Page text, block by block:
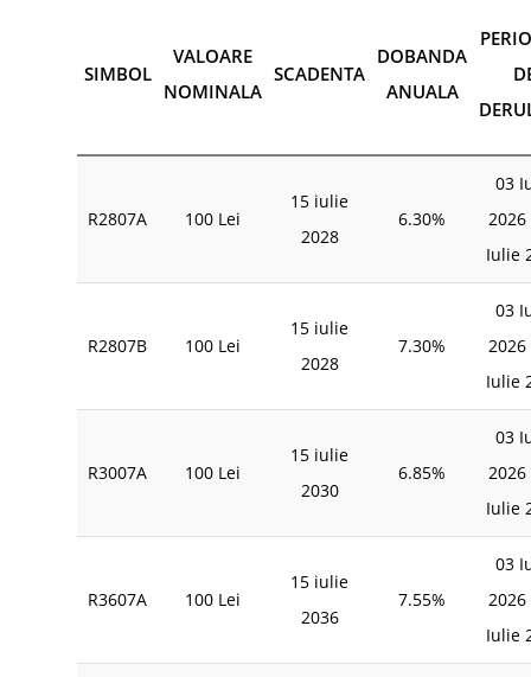
SIMBOL
VALOARE
NOMINALA
SCADENTA
DOBANDA
ANUALA
R2807A 100 Lei
15 iulie
2028
6.30%
03
2026
Iulie
R2807B 100 Lei
15 iulie
2028
7.30%
03
2026
Iulie
R3007A 100 Lei
15 iulie
2030
6.85%
03
2026
Iulie
R3607A 100 Lei
15 iulie
2036
7.55%
03
2026
Iulie